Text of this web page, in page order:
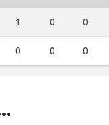
1 0 0
0 0 0